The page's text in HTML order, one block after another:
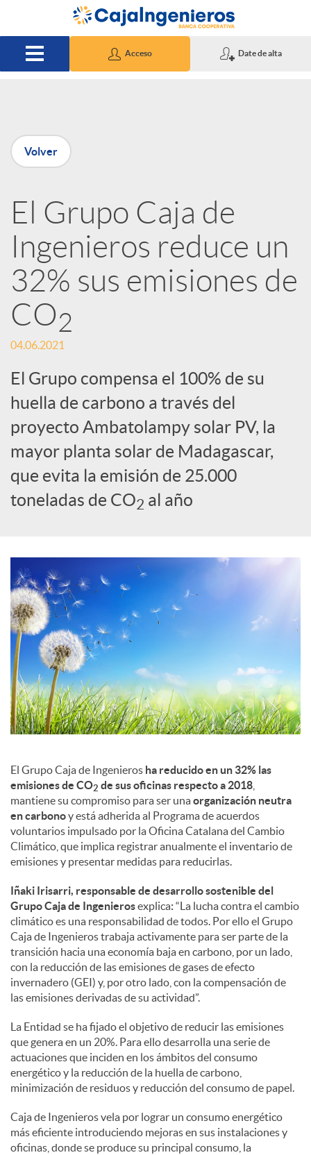
Saltar al contenido principal
Acceso Date de alta
P
u
b
l
i
c
a
d
o
d
e
c
o
t
e
n
i
d
o
s
Volver
El Grupo Caja de
Ingenieros reduce un
32% sus emisiones de
CO2
04.06.2021
El Grupo compensa el 100% de su
huella de carbono a través del
proyecto Ambatolampy solar PV, la
mayor planta solar de Madagascar,
que evita la emisión de 25.000
toneladas de CO2 al año
El Grupo Caja de Ingenieros ha reducido en un 32% las
emisiones de CO2 de sus oficinas respecto a 2018
mantiene su compromiso para ser unaorganización neutra
en carbonoy está adherida al Programa de acuerdos
voluntarios impulsado por la Oficina Catalana del Cambio
Climático, que implica registrar anualmente el inventario de
emisiones y presentar medidas para reducirlas.
Iñaki Irisarri, responsable de desarrollo sostenible del
Grupo Caja de Ingenierosexplica:“La lucha contra el cambio
climático es una responsabilidad de todos. Por ello el Grupo
Caja de Ingenieros trabaja activamente para ser parte de la
transición hacia una economía baja en carbono, por un lado,
con la reducción de las emisiones de gases de efecto
invernadero (GEI) y, por otro lado, con la compensación de
las emisiones derivadas de su actividad”.
La Entidad se ha fijado el objetivo de reducir las emisiones
que genera en un 20%. Para ello desarrolla una serie de
actuaciones que inciden en los ámbitos del consumo
energético y la reducción de la huella de carbono,
minimización de residuos y reducción del consumo de papel.
Caja de Ingenieros vela por lograr un consumo energético
más eficiente introduciendo mejoras en sus instalaciones y
oficinas, donde se produce su principal consumo, la